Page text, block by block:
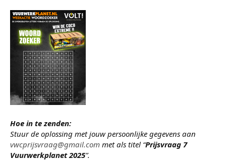
Hoe in te zenden:
Stuur de oplossing met jouw persoonlijke gegevens aan
vwcprijsvraag@gmail.com met als titel “Prijsvraag 7
Vuurwerkplanet 2025”.